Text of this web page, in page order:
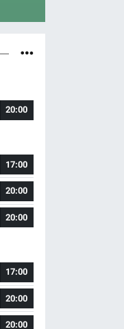
20:00
17:00
20:00
20:00
17:00
20:00
20:00